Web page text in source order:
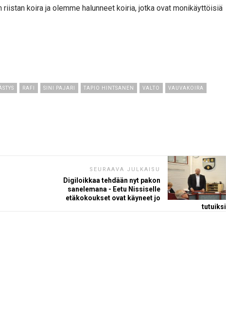
koira ja olemme halunneet koiria, jotka ovat monikäyttöisiä
RAFI SINI PAJARI TAPIO HINTSANEN VALTO VAUVAKOIRA
SEURAAVA JULKAISU
Digiloikkaa tehdään nyt pakon
sanelemana - Eetu Nissiselle
etäkokoukset ovat käyneet jo
tutuiksi